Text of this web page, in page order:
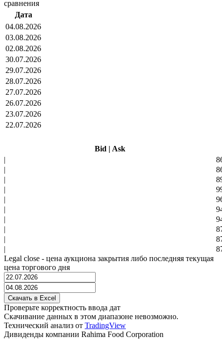
сравнения
Дата
04.08.2026
03.08.2026
02.08.2026
30.07.2026
29.07.2026
28.07.2026
27.07.2026
26.07.2026
23.07.2026
22.07.2026
Bid | Ask
|
|
|
|
|
|
|
|
|
|
Legal close - цена аукциона закрытия либо последняя текущая
цена торгового дня
Проверьте корректность ввода дат
Скачивание данных в этом диапазоне невозможно.
Технический анализ от TradingView
Дивиденды компании Rahima Food Corporation